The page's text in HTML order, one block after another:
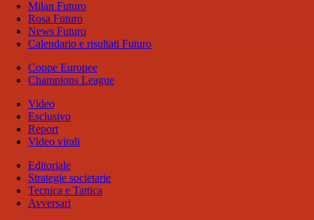
Milan Futuro
Rosa Futuro
News Futuro
Calendario e risultati Futuro
Coppe Europee
Champions League
Video
Esclusivo
Report
Video virali
Editoriale
Strategie societarie
Tecnica e Tattica
Avversari